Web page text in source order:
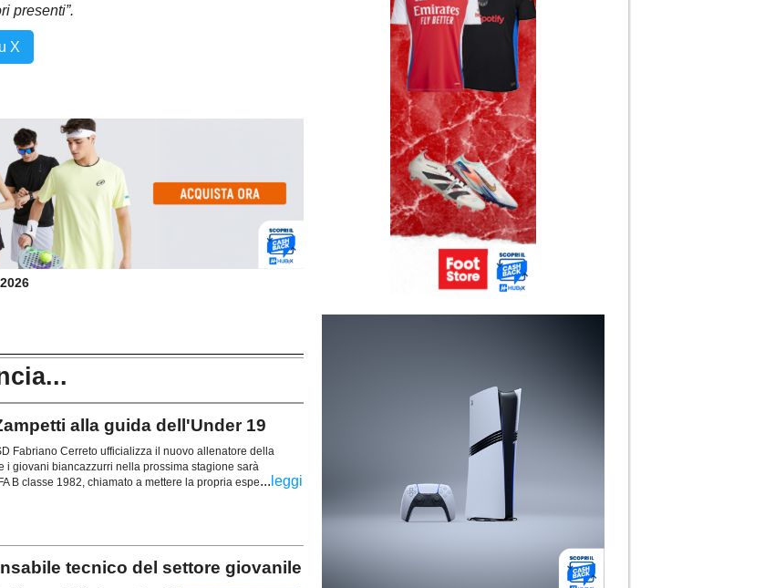
presenti”.
X
alla guida dell'Under 19
Fabriano Cerreto ufficializza il nuovo allenatore della
i giovani biancazzurri nella prossima stagione sarà
B classe 1982, chiamato a mettere la propria espe... leggi
tecnico del settore giovanile